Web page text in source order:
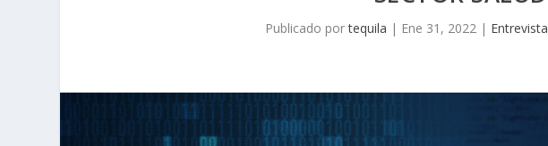
Publicado portequila | Ene 31, 2022 | Entrevista